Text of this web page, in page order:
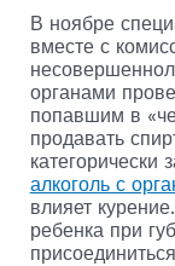
В ноябре
вместе с
органами
попавшим в
продавать
категорически
алкоголь с
влияет
ребенка при